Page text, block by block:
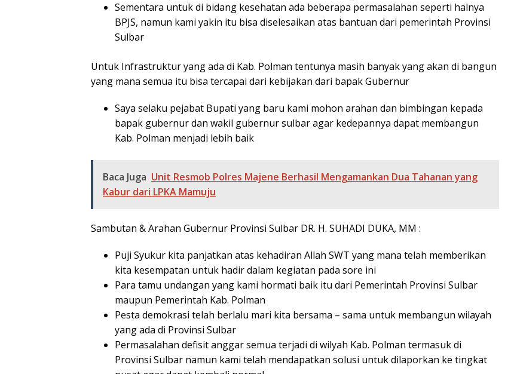
Sementara untuk di bidang kesehatan ada beberapa permasalahan seperti halnya
BPJS, namun kami yakin itu bisa diselesaikan atas bantuan dari pemerintah Provinsi
Sulbar
Untuk Infrastruktur yang ada di Kab. Polman tentunya masih banyak yang akan di bangun
yang mana semua itu bisa tercapai dari kebijakan dari bapak Gubernur
Saya selaku pejabat Bupati yang baru kami mohon arahan dan bimbingan kepada
bapak gubernur dan wakil gubernur sulbar agar kedepannya dapat membangun
Kab. Polman menjadi lebih baik
Baca Juga Unit Resmob Polres Majene Berhasil Mengamankan Dua Tahanan yang
Kabur dari LPKA Mamuju
Sambutan & Arahan Gubernur Provinsi Sulbar DR. H. SUHADI DUKA, MM :
Puji Syukur kita panjatkan atas kehadiran Allah SWT yang mana telah memberikan
kita kesempatan untuk hadir dalam kegiatan pada sore ini
Para tamu undangan yang kami hormati baik itu dari Pemerintah Provinsi Sulbar
maupun Pemerintah Kab. Polman
Pesta demokrasi telah berlalu mari kita bersama – sama untuk membangun wilayah
yang ada di Provinsi Sulbar
Permasalahan defisit anggar semua terjadi di wilyah Kab. Polman termasuk di
Provinsi Sulbar namun kami telah mendapatkan solusi untuk dilaporkan ke tingkat